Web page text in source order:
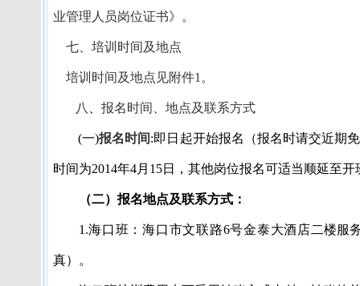
业管理人员岗位证书》。
七、培训时间及地点
培训时间及地点见附件1 。
八 报名时间、地点及联系方式
(一)报名时间:即日起开始报名（报名时请交近期
时间为2014年4月 15日 ，其他岗位报名可适当顺延至开
（二）报名地点及联系方式：
1.海口班：海口市文联路6号金泰大酒店二楼服
真）。